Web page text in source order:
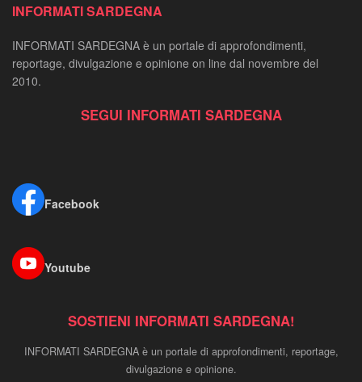
INFORMATI SARDEGNA
INFORMATI SARDEGNA è un portale di approfondimenti,
reportage, divulgazione e opinione on line dal novembre del
2010.
SEGUI INFORMATI SARDEGNA
Facebook
Youtube
SOSTIENI INFORMATI SARDEGNA!
INFORMATI SARDEGNA è un portale di approfondimenti, reportage,
divulgazione e opinione.